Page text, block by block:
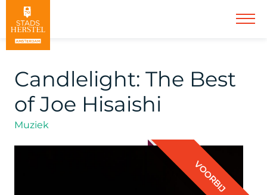
Candlelight: The Best
of Joe Hisaishi
Muziek
VOORBIJ